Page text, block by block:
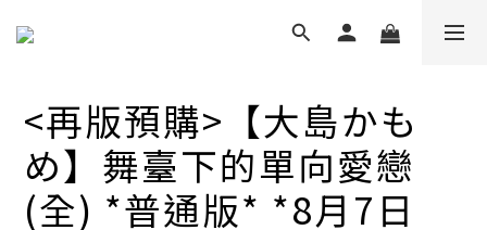
<再版預購>【大島かも
め】舞臺下的單向愛戀
(全) *普通版* *8月7日